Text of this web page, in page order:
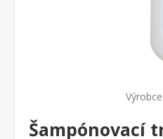
Výrobce:
Šampónovací